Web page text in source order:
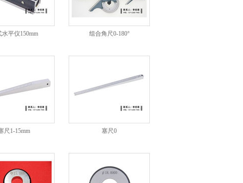
水平仪150mm 组合角尺0-180°
尺1-15mm 塞尺0